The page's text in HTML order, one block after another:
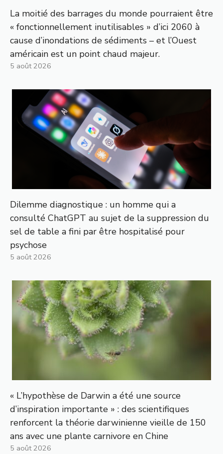
La moitié des barrages du monde pourraient être
« fonctionnellement inutilisables » d’ici 2060 à
cause d’inondations de sédiments – et l’Ouest
américain est un point chaud majeur.
5 août 2026
Dilemme diagnostique : un homme qui a
consulté ChatGPT au sujet de la suppression du
sel de table a fini par être hospitalisé pour
psychose
5 août 2026
« L’hypothèse de Darwin a été une source
d’inspiration importante » : des scientifiques
renforcent la théorie darwinienne vieille de 150
ans avec une plante carnivore en Chine
5 août 2026